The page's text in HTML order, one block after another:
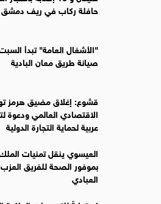
حافلة ركاب في ريف دمشق
"الأشغال العامة" تبدأ
صيانة طريق معان البادية
قشوع: إغلاق مضيق هرمز
الاقتصادي العالمي ودعوة
عربية لحماية التجارة الدولية
العيسوي ينقل تمنيات
بموفور الصحة للفريق العزب
العبادي